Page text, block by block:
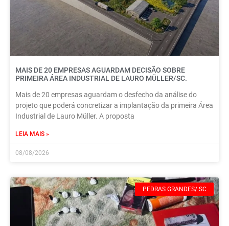
MAIS DE 20 EMPRESAS AGUARDAM DECISÃO SOBRE
PRIMEIRA ÁREA INDUSTRIAL DE LAURO MÜLLER/SC.
Mais de 20 empresas aguardam o desfecho da análise do
projeto que poderá concretizar a implantação da primeira Área
Industrial de Lauro Müller. A proposta
LEIA MAIS »
08/08/2026
PEDRAS GRANDES/ SC